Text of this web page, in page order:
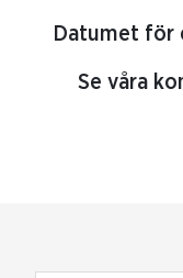
Datumet för
Se våra